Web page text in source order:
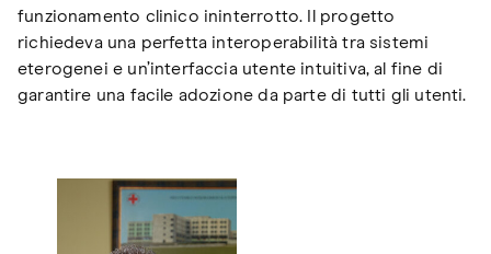
funzionamento clinico ininterrotto. Il progetto
richiedeva una perfetta interoperabilità tra sistemi
eterogenei e un’interfaccia utente intuitiva, al fine di
garantire una facile adozione da parte di tutti gli utenti.